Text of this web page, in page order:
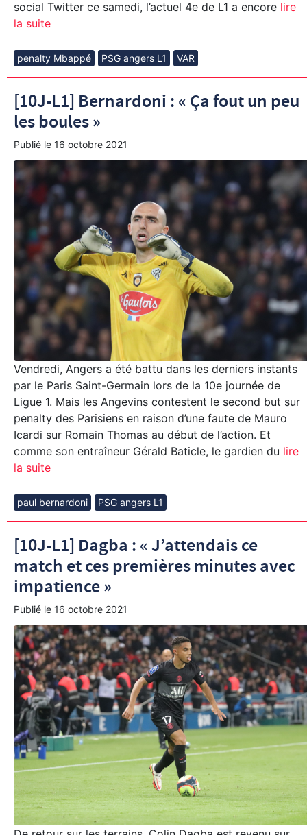
social Twitter ce samedi, l’actuel 4e de L1 a encore lire
la suite
penalty Mbappé PSG angers L1 VAR
[10J-L1] Bernardoni : « Ça fout un peu
les boules »
Publié le 16 octobre 2021
Vendredi, Angers a été battu dans les derniers instants
par le Paris Saint-Germain lors de la 10e journée de
Ligue 1. Mais les Angevins contestent le second but sur
penalty des Parisiens en raison d’une faute de Mauro
Icardi sur Romain Thomas au début de l’action. Et
comme son entraîneur Gérald Baticle, le gardien du lire
la suite
paul bernardoni PSG angers L1
[10J-L1] Dagba : « J’attendais ce
match et ces premières minutes avec
impatience »
Publié le 16 octobre 2021